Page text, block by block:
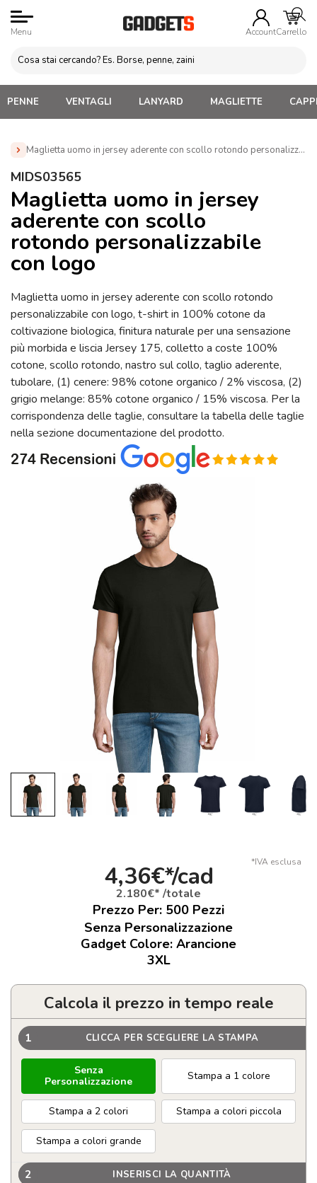
Menu AccountCarrello
PENNE VENTAGLI LANYARD MAGLIETTE
Maglietta uomo in jersey aderente con scollo rotondo
Home » Abbigliamento Personalizzato
jersey aderente con scollo rotondo personalizzabile con logo
(MIDS03565)
MIDS03565
Maglietta uomo in jersey
aderente con scollo
rotondo personalizzabile
con logo
Maglietta uomo in jersey aderente con scollo rotondo
personalizzabile con logo, t-shirt in 100% cotone da
coltivazione biologica, finitura naturale per una sensazione
più morbida e liscia Jersey 175, colletto a coste 100%
cotone, scollo rotondo, nastro sul collo, taglio aderente,
tubolare, (1) cenere: 98% cotone organico / 2% viscosa, (2)
grigio melange: 85% cotone organico / 15% viscosa. Per la
corrispondenza delle taglie, consultare la tabella delle taglie
nella sezione documentazione del prodotto.
*IVA esclusa
4,36€*/cad
2.180€* /totale
Prezzo Per: 500 Pezzi
Senza Personalizzazione
Gadget Colore: Arancione
3XL
Calcola il prezzo in tempo reale
1 CLICCA PER SCEGLIERE LA STAMPA
Senza
Personalizzazione
Stampa a 1 colore
Stampa a 2 colori Stampa a colori piccola
Stampa a colori grande
2 INSERISCI LA QUANTITÀ